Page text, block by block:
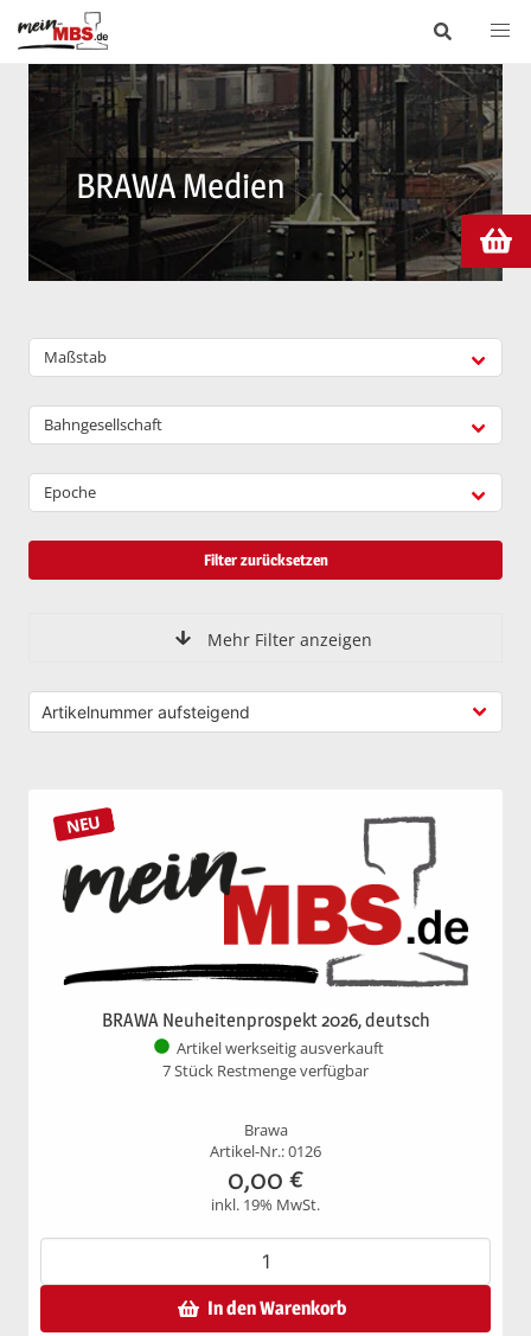
BRAWA Medien
Maßstab
Bahngesellschaft
Epoche
Filter zurücksetzen
Mehr Filter anzeigen
NEU
BRAWA Neuheitenprospekt 2026, deutsch
Artikel werkseitig ausverkauft
7 Stück Restmenge verfügbar
Brawa
Artikel-Nr.: 0126
0,00 €
inkl. 19% MwSt.
In den Warenkorb